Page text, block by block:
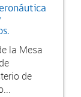
la Mesa
de